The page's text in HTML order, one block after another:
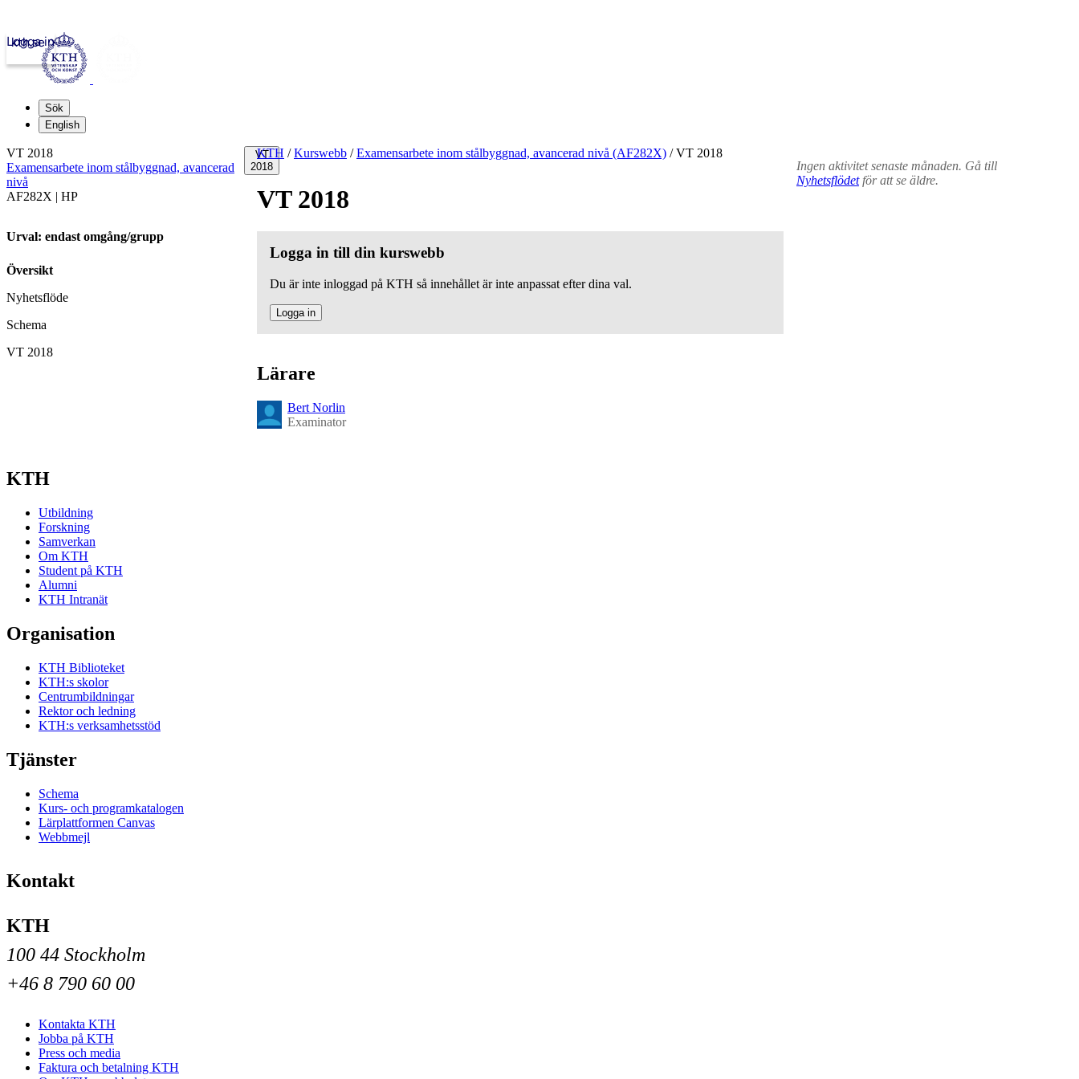
kth.se
Logga in
Sök
English
VT
2018
KTH / Kurswebb / Examensarbete inom stålbyggnad, avancerad nivå (AF282X) /VT 2018
VT 2018
Logga in till din kurswebb
Du är inte inloggad på KTH så innehållet är inte anpassat efter dina val.
Logga in
Lärare
Bert Norlin
Examinator
Ingen aktivitet senaste månaden. Gå till
Nyhetsflödetför att se äldre.
VT 2018
Examensarbete inom stålbyggnad, avancerad
nivå
AF282X | HP
Urval: endast omgång/grupp
Översikt
Nyhetsflöde
Schema
VT 2018
KTH
Utbildning
Forskning
Samverkan
Om KTH
Student på KTH
Alumni
KTH Intranät
Organisation
KTH Biblioteket
KTH:s skolor
Centrumbildningar
Rektor och ledning
KTH:s verksamhetsstöd
Tjänster
Schema
Kurs- och programkatalogen
Lärplattformen Canvas
Webbmejl
Kontakt
KTH
100 44 Stockholm
+46 8 790 60 00
Kontakta KTH
Jobba på KTH
Press och media
Faktura och betalning KTH